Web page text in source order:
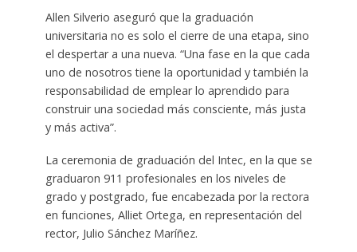
Allen Silverio aseguró que la graduación
universitaria no es solo el cierre de una etapa, sino
el despertar a una nueva. “Una fase en la que cada
uno de nosotros tiene la oportunidad y también la
responsabilidad de emplear lo aprendido para
construir una sociedad más consciente, más justa
y más activa”.
La ceremonia de graduación del Intec, en la que se
graduaron 911 profesionales en los niveles de
grado y postgrado, fue encabezada por la rectora
en funciones, Alliet Ortega, en representación del
rector, Julio Sánchez Maríñez.